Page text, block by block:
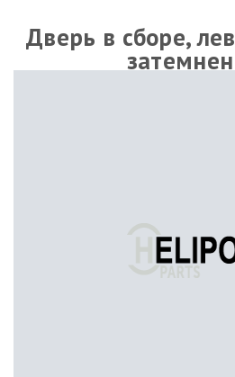
Дверь в сборе,